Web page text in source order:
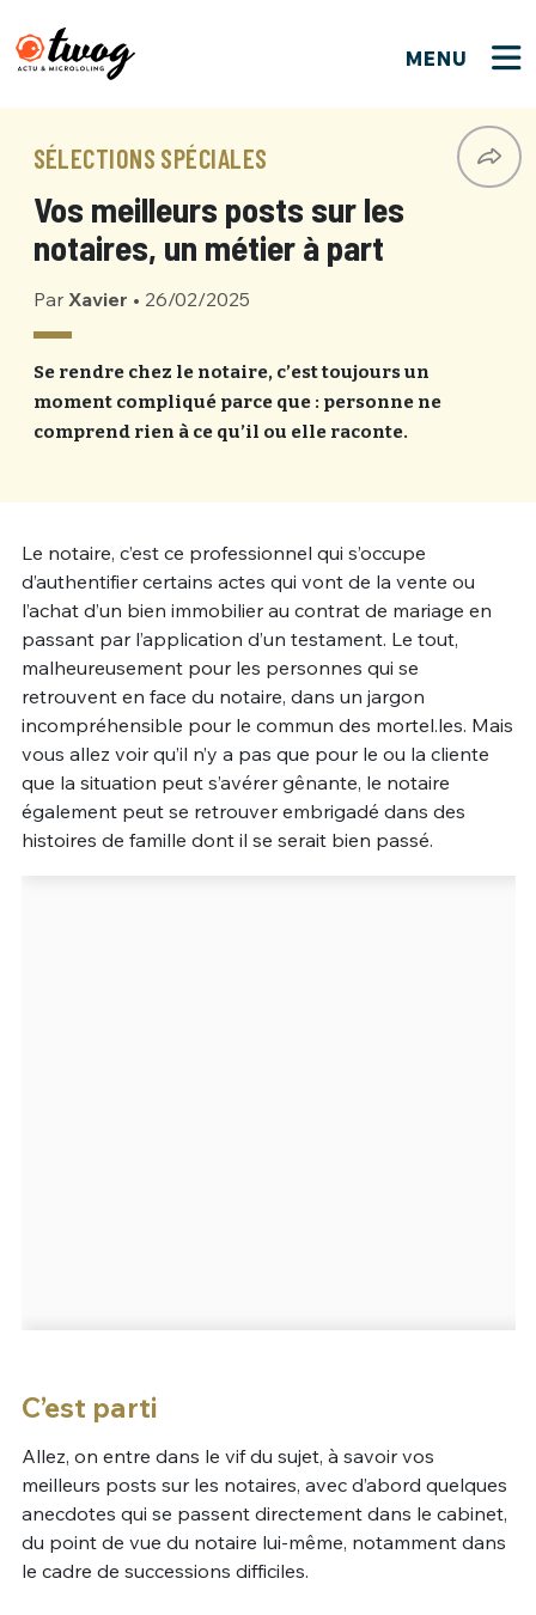
MENU
SÉLECTIONS SPÉCIALES
Vos meilleurs posts sur les
notaires, un métier à part
Par Xavier • 26/02/2025
Se rendre chez le notaire, c’est toujours un
moment compliqué parce que : personne ne
comprend rien à ce qu’il ou elle raconte.
Le notaire, c’est ce professionnel qui s’occupe
d’authentifier certains actes qui vont de la vente ou
l’achat d’un bien immobilier au contrat de mariage en
passant par l’application d’un testament. Le tout,
malheureusement pour les personnes qui se
retrouvent en face du notaire, dans un jargon
incompréhensible pour le commun des mortel.les. Mais
vous allez voir qu’il n’y a pas que pour le ou la cliente
que la situation peut s’avérer gênante, le notaire
également peut se retrouver embrigadé dans des
histoires de famille dont il se serait bien passé.
C’est parti
Allez, on entre dans le vif du sujet, à savoir vos
meilleurs posts sur les notaires, avec d’abord quelques
anecdotes qui se passent directement dans le cabinet,
du point de vue du notaire lui-même, notamment dans
le cadre de successions difficiles.
Bienvenue !
PSEUDO*
EMAIL*
PASSWORD*
Connexion
PSEUDO
MOT DE PASSE Mot de passe perdu ?
VOTRE PARTICIPATION
Que souhaitez-vous proposer ?
Quelques tweets
C'EST PARTI
Ma propre sélection
Un Thread
C'EST PARTI